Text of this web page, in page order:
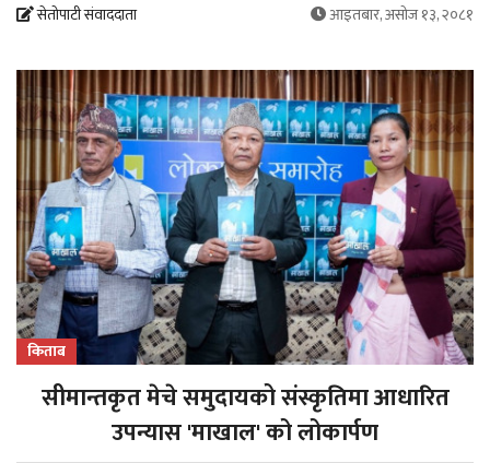
सेतोपाटी संवाददाता आइतबार, असोज १३, २०८१
किताब
सीमान्तकृत मेचे समुदायको संस्कृतिमा आधारित
उपन्यास 'माखाल' को लोकार्पण